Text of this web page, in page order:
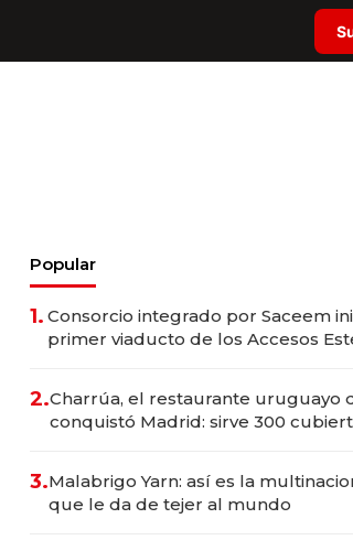
Popular
1. Consorcio integrado por Saceem
primer viaducto de los Accesos
2.Charrúa, el restaurante uruguayo
conquistó Madrid: sirve 300
3.Malabrigo Yarn: así es la
que le da de tejer al mundo